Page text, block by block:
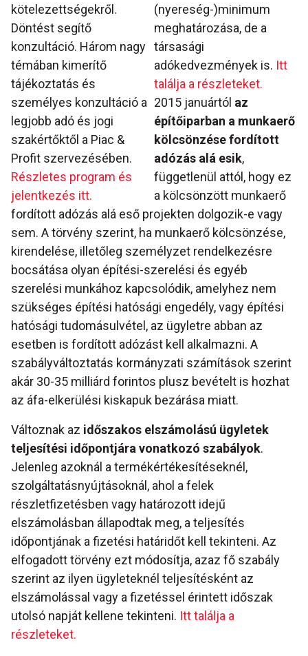
kötelezettségekről.
Döntést segítő
konzultáció. Három nagy
témában kimerítő
tájékoztatás és
személyes konzultáció a
legjobb adó és jogi
szakértőktől a Piac &
Profit szervezésében.
Részletes program és
jelentkezés itt.
(nyereség-)minimum
meghatározása, de a
társasági
adókedvezmények is. Itt
találja a részleteket.
2015 januártól az
építőiparban a munkaerő
kölcsönzése fordított
adózás alá esik,
függetlenül attól, hogy ez
a kölcsönzött munkaerő
fordított adózás alá eső projekten dolgozik-e vagy
sem. A törvény szerint, ha munkaerő kölcsönzése,
kirendelése, illetőleg személyzet rendelkezésre
bocsátása olyan építési-szerelési és egyéb
szerelési munkához kapcsolódik, amelyhez nem
szükséges építési hatósági engedély, vagy építési
hatósági tudomásulvétel, az ügyletre abban az
esetben is fordított adózást kell alkalmazni. A
szabályváltoztatás kormányzati számítások szerint
akár 30-35 milliárd forintos plusz bevételt is hozhat
az áfa-elkerülési kiskapuk bezárása miatt.
Változnak az időszakos elszámolású ügyletek
teljesítési időpontjára vonatkozó szabályok.
Jelenleg azoknál a termékértékesítéseknél,
szolgáltatásnyújtásoknál, ahol a felek
részletfizetésben vagy határozott idejű
elszámolásban állapodtak meg, a teljesítés
időpontjának a fizetési határidőt kell tekinteni. Az
elfogadott törvény ezt módosítja, azaz fő szabály
szerint az ilyen ügyleteknél teljesítésként az
elszámolással vagy a fizetéssel érintett időszak
utolsó napját kellene tekinteni. Itt találja a
részleteket.